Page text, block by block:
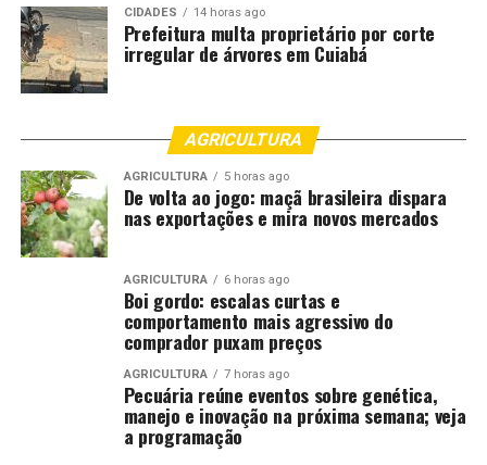
CIDADES 14 horas ago
Prefeitura multa proprietário por corte
irregular de árvores em Cuiabá
AGRICULTURA
AGRICULTURA 5 horas ago
De volta ao jogo: maçã brasileira dispara
nas exportações e mira novos mercados
AGRICULTURA 6 horas ago
Boi gordo: escalas curtas e
comportamento mais agressivo do
comprador puxam preços
AGRICULTURA 7 horas ago
Pecuária reúne eventos sobre genética,
manejo e inovação na próxima semana; veja
a programação